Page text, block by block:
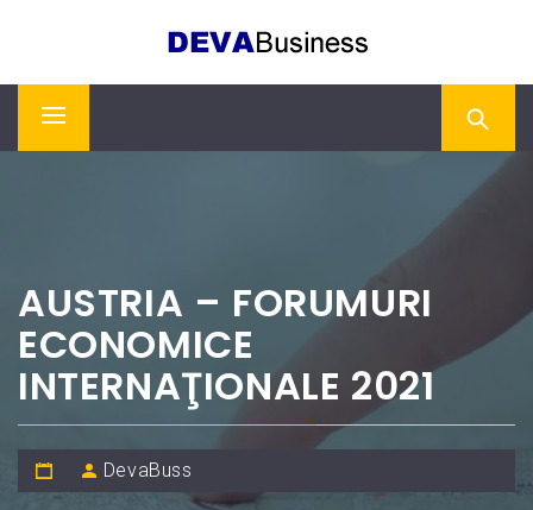
DEVA BUSINESS
Primary
AUSTRIA – FORUMURI
ECONOMICE
INTERNAŢIONALE 2021
DevaBuss